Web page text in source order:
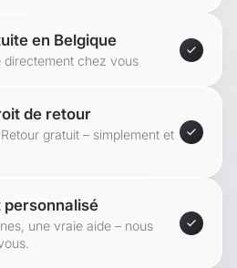
en Belgique
directement chez vous
de retour
gratuit – simplement et
une vraie aide – nous